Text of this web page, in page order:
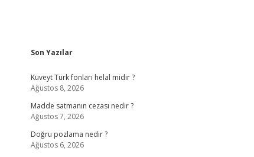
Sidebar
Son Yazılar
Kuveyt Türk fonları helal midir ?
Ağustos 8, 2026
Madde satmanın cezası nedir ?
Ağustos 7, 2026
Doğru pozlama nedir ?
Ağustos 6, 2026